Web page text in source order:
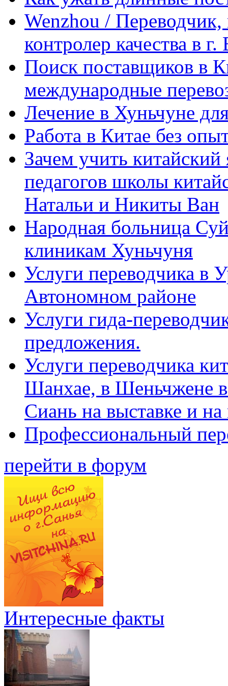
Wenzhou / Переводчик,
контролер качества в
Поиск поставщиков в
международные
Лечение в Хуньчуне
Работа в Китае без
Зачем учить
педагогов школы
Натальи и Никиты Ван
Народная больница
клиникам Хуньчуня
Услуги переводчика в
Автономном районе
Услуги гида-
предложения.
Услуги переводчика
Шанхае, в Шеньчжене
Сиань на выставке и
Профессиональный
перейти в форум
Интересные факты